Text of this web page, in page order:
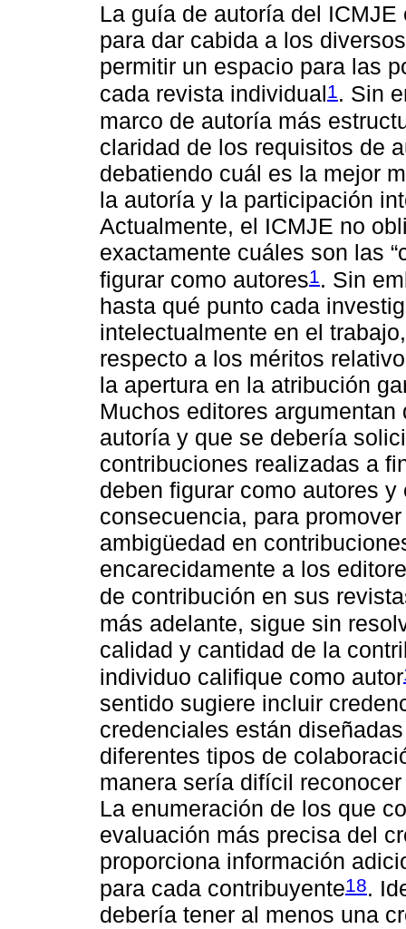
La guía de autoría del
para dar cabida a los
permitir un espacio para las
cada revista individual 1 . Sin
marco de autoría más
claridad de los requisitos de
debatiendo cuál es la mejor
la autoría y la participación
Actualmente, el ICMJE no
exactamente cuáles son las
figurar como autores1. Sin
hasta qué punto cada
intelectualmente en el
respecto a los méritos
la apertura en la atribución
Muchos editores
autoría y que se debería
contribuciones realizadas a
deben figurar como autores
consecuencia, para
ambigüedad en
encarecidamente a los
de contribución en sus
más adelante, sigue sin
calidad y cantidad de la
individuo califique como autor
sentido sugiere incluir
credenciales están
diferentes tipos de
manera sería difícil
La enumeración de los que
evaluación más precisa del
proporciona información
para cada contribuyente18.
debería tener al menos una